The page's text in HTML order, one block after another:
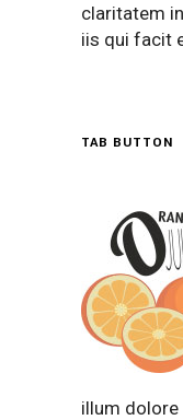
claritatem
iis qui facit
TAB BUTTON
illum